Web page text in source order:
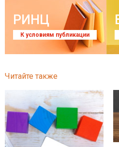
РИНЦ
К условиям публикации
Читайте также